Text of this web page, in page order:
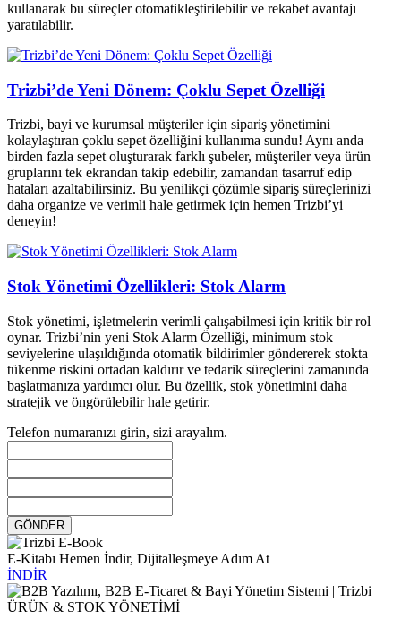
kullanarak bu süreçler otomatikleştirilebilir ve rekabet avantajı
yaratılabilir.
Trizbi’de Yeni Dönem: Çoklu Sepet Özelliği
Trizbi, bayi ve kurumsal müşteriler için sipariş yönetimini
kolaylaştıran çoklu sepet özelliğini kullanıma sundu! Aynı anda
birden fazla sepet oluşturarak farklı şubeler, müşteriler veya ürün
gruplarını tek ekrandan takip edebilir, zamandan tasarruf edip
hataları azaltabilirsiniz. Bu yenilikçi çözümle sipariş süreçlerinizi
daha organize ve verimli hale getirmek için hemen Trizbi’yi
deneyin!
Stok Yönetimi Özellikleri: Stok Alarm
Stok yönetimi, işletmelerin verimli çalışabilmesi için kritik bir rol
oynar. Trizbi’nin yeni Stok Alarm Özelliği, minimum stok
seviyelerine ulaşıldığında otomatik bildirimler göndererek stokta
tükenme riskini ortadan kaldırır ve tedarik süreçlerini zamanında
başlatmanıza yardımcı olur. Bu özellik, stok yönetimini daha
stratejik ve öngörülebilir hale getirir.
Telefon numaranızı girin, sizi arayalım.
GÖNDER
E-Kitabı Hemen İndir, Dijitalleşmeye Adım At
İNDİR
ÜRÜN & STOK YÖNETİMİ